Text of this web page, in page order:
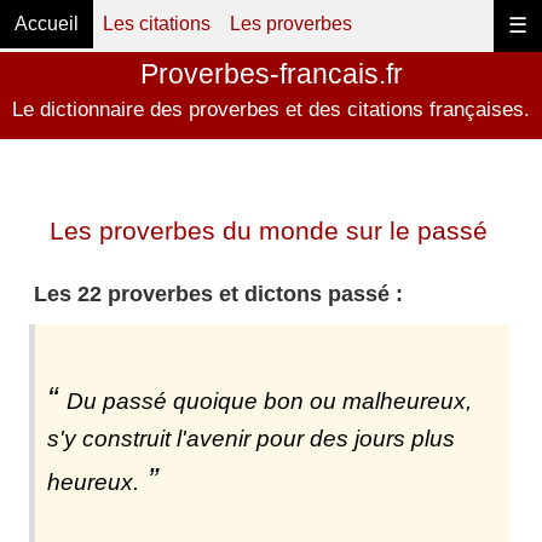
☰
Accueil Les citations Les proverbes
Proverbes-francais.fr
Le dictionnaire des proverbes et des citations françaises.
Les proverbes du monde sur le passé
Les 22 proverbes et dictons passé :
Du passé quoique bon ou malheureux,
s'y construit l'avenir pour des jours plus
heureux.